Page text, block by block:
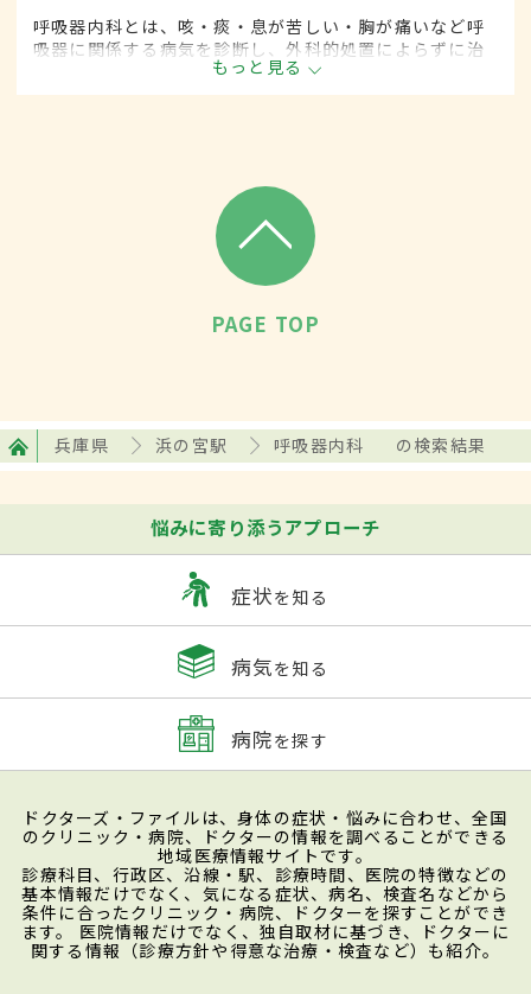
呼吸器内科とは、咳・痰・息が苦しい・胸が痛いなど呼
吸器に関係する病気を診断し、外科的処置によらずに治
療する内科の一領域です。平成20年4月の制度改正前
は、呼吸器科と呼ばれていました。
もっと見る
PAGE TOP
兵庫県 浜の宮駅 呼吸器内科 の検索結果
悩みに寄り添うアプローチ
症状を知る
病気を知る
病院を探す
ドクターズ・ファイルは、身体の症状・悩みに合わせ、全国
のクリニック・病院、ドクターの情報を調べることができる
地域医療情報サイトです。
診療科目、行政区、沿線・駅、診療時間、医院の特徴などの
基本情報だけでなく、気になる症状、病名、検査名などから
条件に合ったクリニック・病院、ドクターを探すことができ
ます。 医院情報だけでなく、独自取材に基づき、ドクターに
関する情報（診療方針や得意な治療・検査など）も紹介。